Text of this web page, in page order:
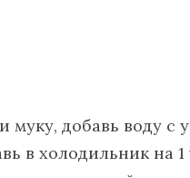
добавь воду с
в холодильник на